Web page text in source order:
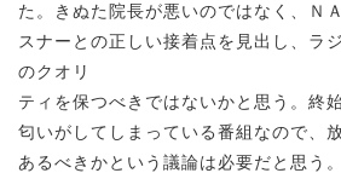
た。きぬた院長が悪いのではなく、Ｎ
スナーとの正しい接着点を見出し、ラ
のクオリ
ティを保つべきではないかと思う。終
匂いがしてしまっている番組なので、
あるべきかという議論は必要だと思う。